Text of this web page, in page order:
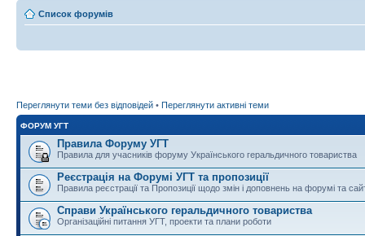
Список форумів
Переглянути теми без відповідей • Переглянути активні теми
ФОРУМ УГТ
Правила Форуму УГТ
Правила для учасників форуму Українського геральдичного товариства
Реєстрація на Форумі УГТ та пропозиції
Правила реєстрації та Пропозиції щодо змін і доповнень на форумі та
Справи Українського геральдичного товариства
Організаційні питання УГТ, проекти та плани роботи